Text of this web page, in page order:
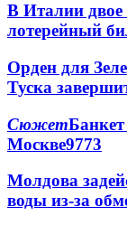
В Италии
лотерейный
Орден для
Туска
Сюжет
Москве9773
Молдова
воды из-за